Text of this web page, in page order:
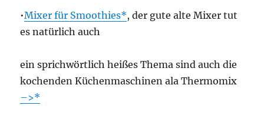
•Mixer für Smoothies , der gute alte Mixer tut
es natür­lich auch
ein sprich­wört­lich hei­ßes The­ma sind auch die
kochen­den Küchen­ma­schi­nen ala Ther­mo­mix
–>